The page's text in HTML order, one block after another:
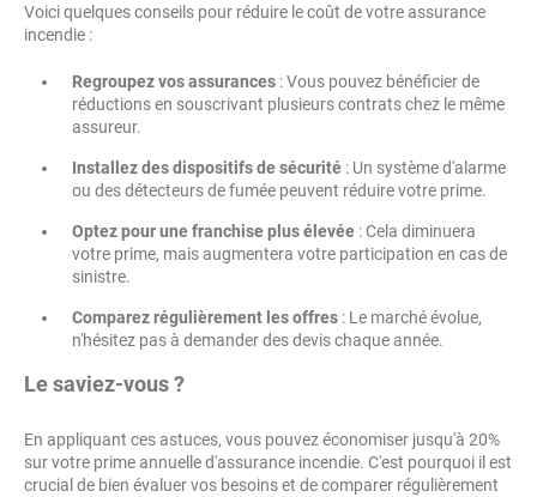
Voici quelques conseils pour réduire le coût de votre assurance
incendie :
Regroupez vos assurances : Vous pouvez bénéficier de
réductions en souscrivant plusieurs contrats chez le même
assureur.
Installez des dispositifs de sécurité : Un système d'alarme
ou des détecteurs de fumée peuvent réduire votre prime.
Optez pour une franchise plus élevée : Cela diminuera
votre prime, mais augmentera votre participation en cas de
sinistre.
Comparez régulièrement les offres : Le marché évolue,
n'hésitez pas à demander des devis chaque année.
Le saviez-vous ?
En appliquant ces astuces, vous pouvez économiser jusqu'à 20%
sur votre prime annuelle d'assurance incendie. C'est pourquoi il est
crucial de bien évaluer vos besoins et de comparer régulièrement